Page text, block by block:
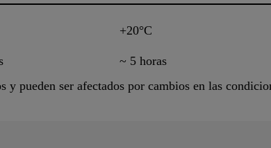
+20°C
~ 5 horas
y pueden ser afectados por cambios en las